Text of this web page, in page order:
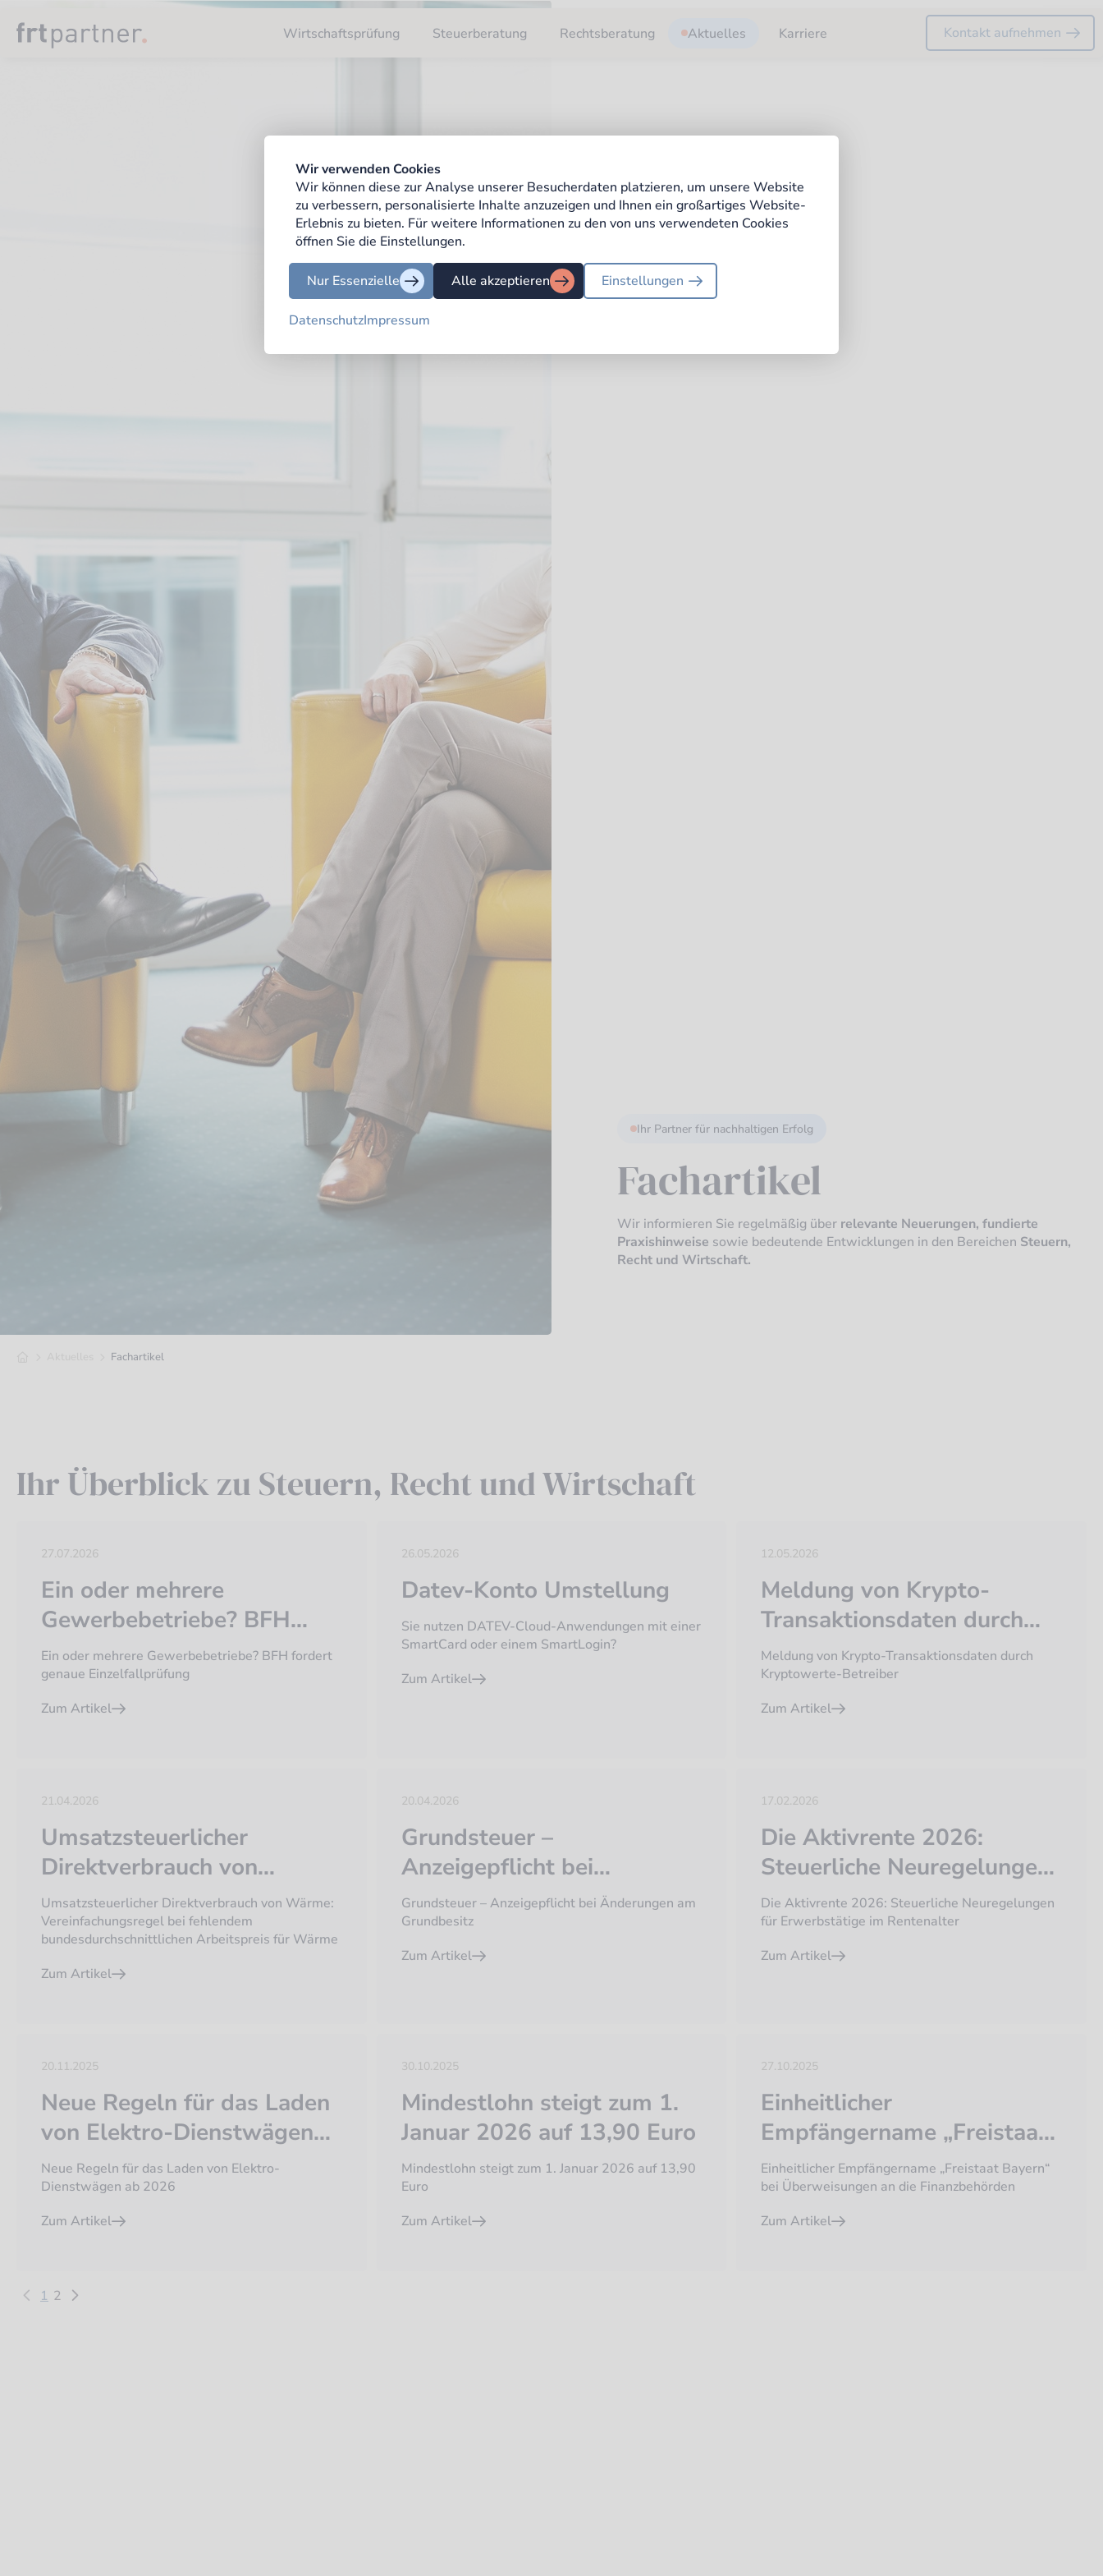
Wir verwenden Cookies
Wir können diese zur Analyse unserer Besucherdaten platzieren, um unsere Website
zu verbessern, personalisierte Inhalte anzuzeigen und Ihnen ein großartiges Website-
Erlebnis zu bieten. Für weitere Informationen zu den von uns verwendeten Cookies
öffnen Sie die Einstellungen.
Alle akzeptieren
Nur Essenzielle Einstellungen
DatenschutzImpressum
Wirtschaftsprüfung Steuerberatung Rechtsberatung Aktuelles Karriere Kontakt aufnehmen
Ihr Partner für nachhaltigen Erfolg
Fachartikel
Wir informieren Sie regelmäßig über relevante Neuerungen, fundierte
Praxishinweise sowie bedeutende Entwicklungen in den Bereichen Steuern,
Recht und Wirtschaft.
Fachartikel
Ihr Überblick zu Steuern, Recht und Wirtschaft
27.07.2026
Ein oder mehrere
Gewerbebetriebe? BFH
fordert genaue
Einzelfallprüfung
Ein oder mehrere Gewerbebetriebe? BFH fordert
genaue Einzelfallprüfung
Zum Artikel
26.05.2026
Datev-Konto Umstellung
Sie nutzen DATEV-Cloud-Anwendungen mit einer
SmartCard oder einem SmartLogin?
Zum Artikel
12.05.2026
Meldung von Krypto-
Transaktionsdaten durch
Kryptowerte-Betreiber
Meldung von Krypto-Transaktionsdaten durch
Kryptowerte-Betreiber
Zum Artikel
21.04.2026
Umsatzsteuerlicher
Direktverbrauch von
Wärme:
Vereinfachungsregel bei
bundesdurchschnittlichen
Umsatzsteuerlicher Direktverbrauch von Wärme:
Vereinfachungsregel bei fehlendem
bundesdurchschnittlichen Arbeitspreis für Wärme
Zum Artikel
20.04.2026
Grundsteuer –
Anzeigepflicht bei
Änderungen am
Grundbesitz
Grundsteuer – Anzeigepflicht bei Änderungen am
Grundbesitz
Zum Artikel
17.02.2026
Die Aktivrente 2026:
Steuerliche Neuregelungen
für Erwerbstätige im
Rentenalter
Die Aktivrente 2026: Steuerliche Neuregelungen
für Erwerbstätige im Rentenalter
Zum Artikel
20.11.2025
Neue Regeln für das Laden
von Elektro-Dienstwägen
ab 2026
Neue Regeln für das Laden von Elektro-
Dienstwägen ab 2026
Zum Artikel
30.10.2025
Mindestlohn steigt zum 1.
Januar 2026 auf 13,90 Euro
Mindestlohn steigt zum 1. Januar 2026 auf 13,90
Euro
Zum Artikel
27.10.2025
Einheitlicher
Empfängername „Freistaat
Bayern“ bei Überweisungen
an die Finanzbehörden
Einheitlicher Empfängername „Freistaat Bayern“
bei Überweisungen an die Finanzbehörden
Zum Artikel
1 2